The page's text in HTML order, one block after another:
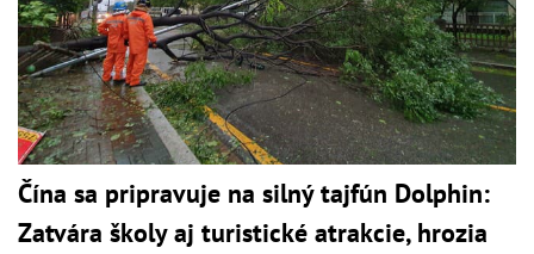
Čína sa pripravuje na silný tajfún Dolphin:
Zatvára školy aj turistické atrakcie, hrozia